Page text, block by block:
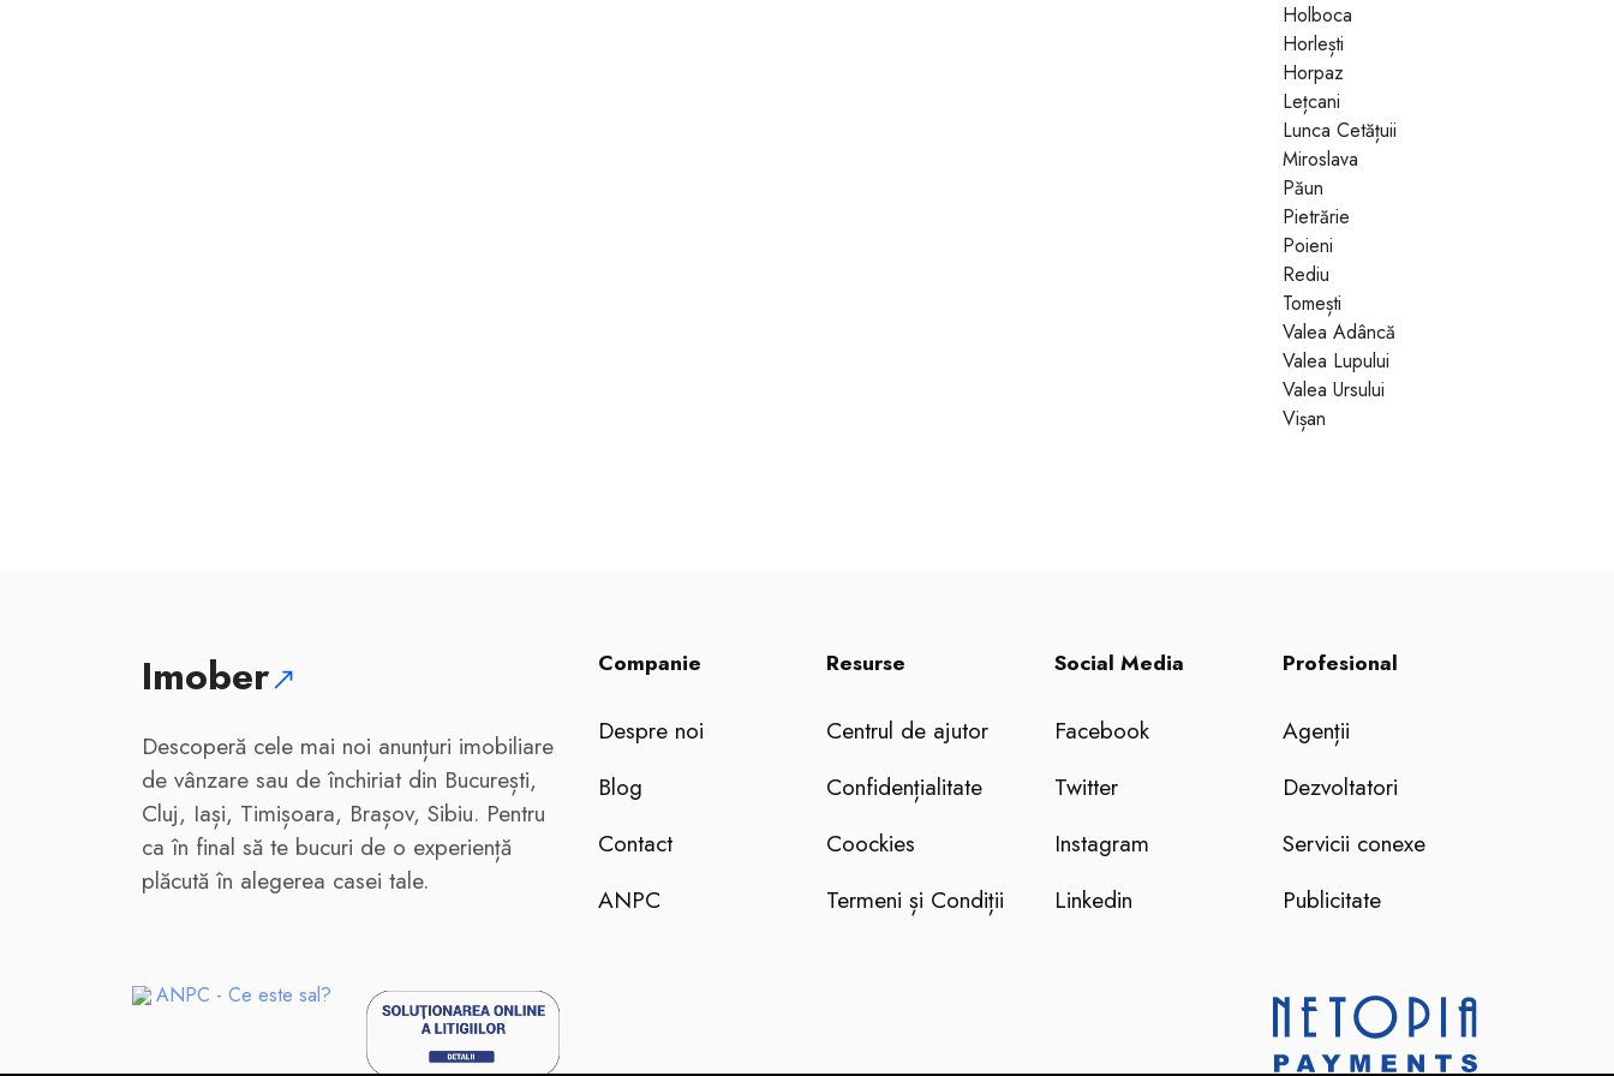
Holboca
Horlești
Horpaz
Lețcani
Lunca Cetățuii
Miroslava
Păun
Pietrărie
Poieni
Rediu
Tomești
Valea Adâncă
Valea Lupului
Valea Ursului
Vișan
Imober
Descoperă cele mai noi anunțuri imobiliare
de vânzare sau de închiriat din București,
Cluj, Iași, Timișoara, Brașov, Sibiu. Pentru
ca în final să te bucuri de o experiență
plăcută în alegerea casei tale.
Companie
Despre noi
Blog
Contact
ANPC
Resurse
Centrul de ajutor
Confidențialitate
Coockies
Termeni și Condiții
Social Media
Facebook
Twitter
Instagram
Linkedin
Profesional
Agenții
Dezvoltatori
Servicii conexe
Publicitate